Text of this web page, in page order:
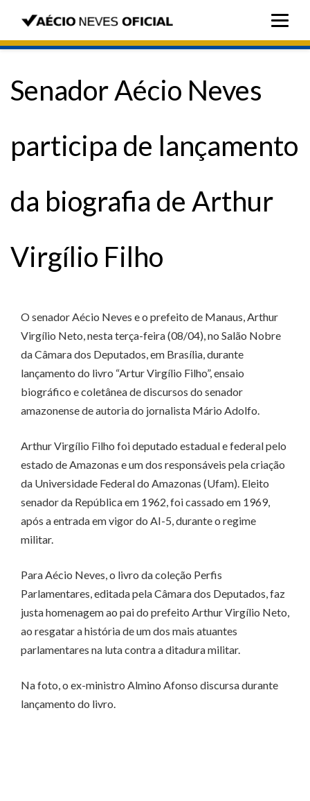
Senador Aécio Neves
participa de lançamento
da biografia de Arthur
Virgílio Filho
O senador Aécio Neves e o prefeito de Manaus, Arthur
Virgílio Neto, nesta terça-feira (08/04), no Salão Nobre
da Câmara dos Deputados, em Brasília, durante
lançamento do livro “Artur Virgílio Filho”, ensaio
biográfico e coletânea de discursos do senador
amazonense de autoria do jornalista Mário Adolfo.
Arthur Virgílio Filho foi deputado estadual e federal pelo
estado de Amazonas e um dos responsáveis pela criação
da Universidade Federal do Amazonas (Ufam). Eleito
senador da República em 1962, foi cassado em 1969,
após a entrada em vigor do AI-5, durante o regime
militar.
Para Aécio Neves, o livro da coleção Perfis
Parlamentares, editada pela Câmara dos Deputados, faz
justa homenagem ao pai do prefeito Arthur Virgílio Neto,
ao resgatar a história de um dos mais atuantes
parlamentares na luta contra a ditadura militar.
Na foto, o ex-ministro Almino Afonso discursa durante
lançamento do livro.